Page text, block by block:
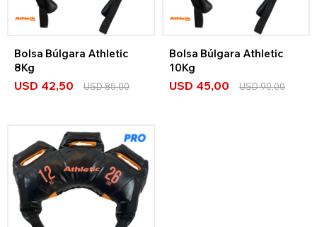
Bolsa Búlgara Athletic
8Kg
USD 42,50 USD85,00
Bolsa Búlgara Athletic
10Kg
USD 45,00 USD90,00